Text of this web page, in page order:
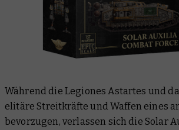
Während die Legiones Astartes und
elitäre Streitkräfte und Waffen eines
bevorzugen, verlassen sich die Solar